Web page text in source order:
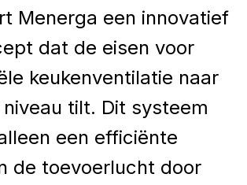
Menerga een innovatief
dat de eisen voor
keukenventilatie naar
tilt. Dit systeem
een efficiënte
de toevoerlucht door